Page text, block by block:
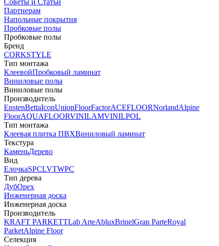
Советы и Статьи
Партнерам
Напольные покрытия
Пробковые полы
Пробковые полы
Бренд
CORKSTYLE
Тип монтажа
КлеевойПробковый ламинат
Виниловые полы
Виниловые полы
Производитель
EnstenBettaIconUnionFloorFactorACEFLOORNorlandAlpine
FloorAQUAFLOORVINILAMVINILPOL
Тип монтажа
Клеевая плитка ПВХВиниловый ламинат
Текстура
КаменьДерево
Вид
ЕлочкаSPCLVTWPC
Тип дерева
ДубОрех
Инженерная доска
Инженерная доска
Производитель
KRAFT PARKETTLab ArteAbluxBrinelGran ParteRoyal
ParketAlpine Floor
Селекция